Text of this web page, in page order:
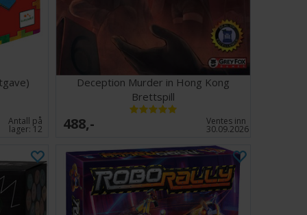
Antall på
lager: 12
Deception Murder in Hong Kong
Brettspill
488,- Ventes inn
30.09.2026